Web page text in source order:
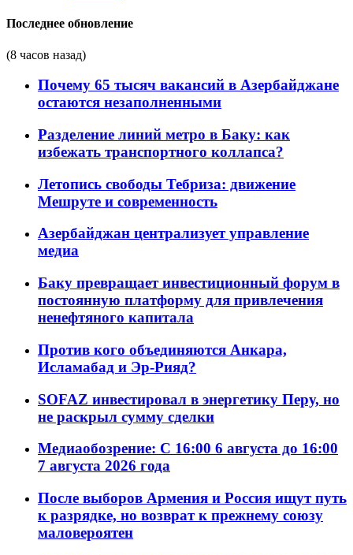
Последнее обновление
(8 часов назад)
Почему 65 тысяч вакансий в Азербайджане
остаются незаполненными
Разделение линий метро в Баку: как
избежать транспортного коллапса?
Летопись свободы Тебриза: движение
Мешруте и современность
Азербайджан централизует управление
медиа
Баку превращает инвестиционный форум в
постоянную платформу для привлечения
ненефтяного капитала
Против кого объединяются Анкара,
Исламабад и Эр-Рияд?
SOFAZ инвестировал в энергетику Перу, но
не раскрыл сумму сделки
Медиаобозрение: С 16:00 6 августа до 16:00
7 августа 2026 года
После выборов Армения и Россия ищут путь
к разрядке, но возврат к прежнему союзу
маловероятен